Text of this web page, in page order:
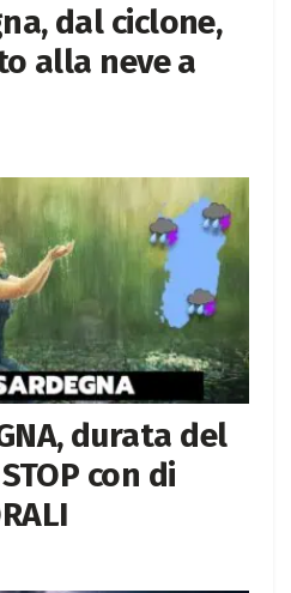
dal ciclone,
alla neve a
durata del
con di